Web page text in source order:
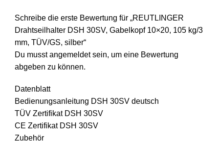
Schreibe die erste Bewertung für „REUTLINGER
Drahtseilhalter DSH 30SV, Gabelkopf 10×20, 105 kg/3
mm, TÜV/GS, silber“
Du musstangemeldetsein, um eine Bewertung
abgeben zu können.
Datenblatt
Bedienungsanleitung DSH 30SV deutsch
TÜV Zertifikat DSH 30SV
CE Zertifikat DSH 30SV
Zubehör